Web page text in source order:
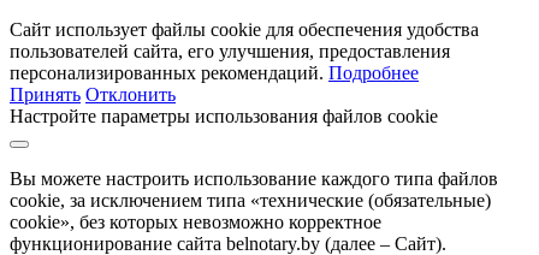
Сайт использует файлы cookie для обеспечения удобства
пользователей сайта, его улучшения, предоставления
персонализированных рекомендаций. Подробнее
Принять Отклонить
Настройте параметры использования файлов cookie
Вы можете настроить использование каждого типа файлов
cookie, за исключением типа «технические (обязательные)
cookie», без которых невозможно корректное
функционирование сайта belnotary.by (далее – Сайт).